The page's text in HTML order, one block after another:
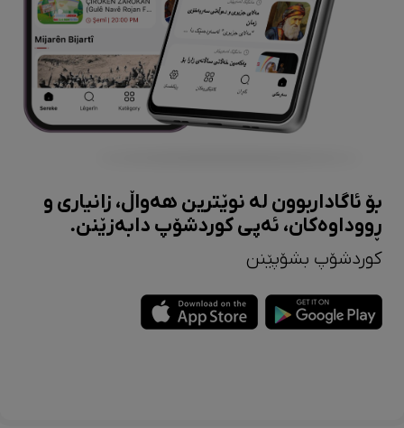
بۆ ئاگاداربوون لە نوێترین هەواڵ، زانیاری و
ڕووداوەکان، ئەپی کوردشۆپ دابەزێنن.
کوردشۆپ بشۆپێنن